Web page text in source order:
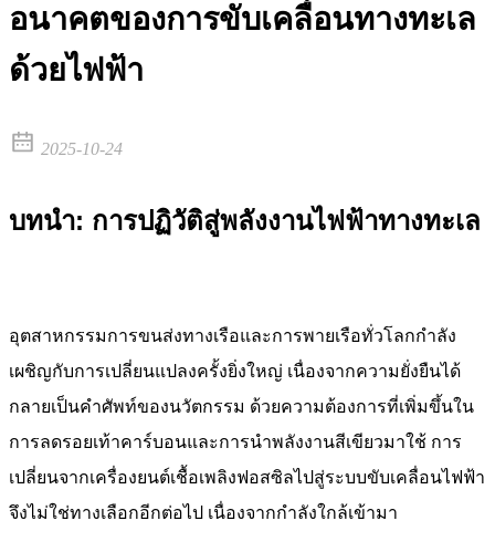
อนาคตของการขับเคลื่อนทางทะเล
ด้วยไฟฟ้า
2025-10-24
บทนำ: การปฏิวัติสู่พลังงานไฟฟ้าทางทะเล
อุตสาหกรรมการขนส่งทางเรือและการพายเรือทั่วโลกกำลัง
เผชิญกับการเปลี่ยนแปลงครั้งยิ่งใหญ่ เนื่องจากความยั่งยืนได้
กลายเป็นคำศัพท์ของนวัตกรรม ด้วยความต้องการที่เพิ่มขึ้นใน
การลดรอยเท้าคาร์บอนและการนำพลังงานสีเขียวมาใช้ การ
เปลี่ยนจากเครื่องยนต์เชื้อเพลิงฟอสซิลไปสู่ระบบขับเคลื่อนไฟฟ้า
จึงไม่ใช่ทางเลือกอีกต่อไป เนื่องจากกำลังใกล้เข้ามา